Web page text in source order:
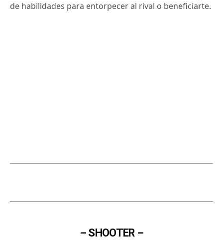
de habilidades para entorpecer al rival o beneficiarte.
– SHOOTER –